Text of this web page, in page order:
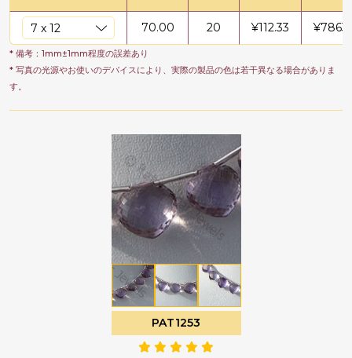
70.00 20 ¥112.33 ¥
* 備考：1mm±1mm程度の誤差あり
* 写真の光源やお使いのデバイスにより、実際の製品の色は若干異なる場合がありま
す。
PAT1253